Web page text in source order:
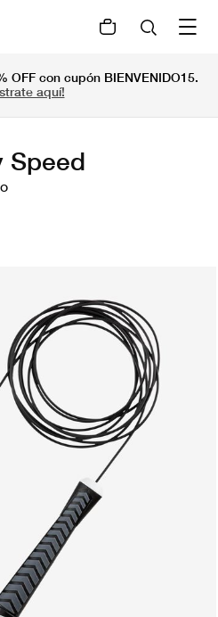
OFF con cupón BIENVENIDO15.
aquí!
Speed